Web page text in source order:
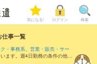
気になる! ログイン 検索
仕事一覧
・事務系、 営業・販売・サー
ます。週4日勤務の条件の他